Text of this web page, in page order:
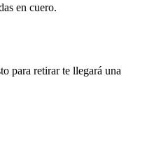
en cuero.
para retirar te llegará una